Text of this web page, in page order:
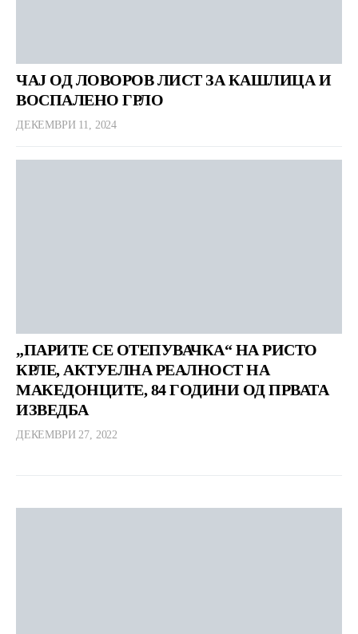
ЧАЈ ОД ЛОВОРОВ ЛИСТ ЗА КАШЛИЦА И
ВОСПАЛЕНО ГРЛО
ДЕКЕМВРИ 11, 2024
„ПАРИТЕ СЕ ОТЕПУВАЧКА“ НА РИСТО
КРЛЕ, АКТУЕЛНА РЕАЛНОСТ НА
МАКЕДОНЦИТЕ, 84 ГОДИНИ ОД ПРВАТА
ИЗВЕДБА
ДЕКЕМВРИ 27, 2022